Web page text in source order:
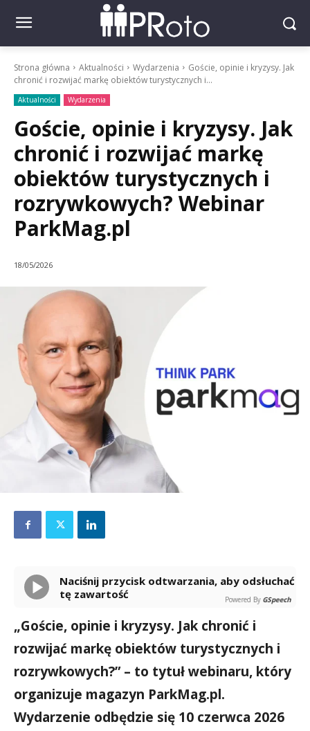
Strona główna Aktualności Wydarzenia
Goście, opinie i kryzysy. Jak
chronić i rozwijać markę obiektów turystycznych i...
Aktualności Wydarzenia
Goście, opinie i kryzysy. Jak
chronić i rozwijać markę
obiektów turystycznych i
rozrywkowych? Webinar
ParkMag.pl
18/05/2026
Naciśnij przycisk odtwarzania, aby odsłuchać
tę zawartość
Powered By GSpeech
„Goście, opinie i kryzysy. Jak chronić i
rozwijać markę obiektów turystycznych i
rozrywkowych?” – to tytuł webinaru, który
organizuje magazyn ParkMag.pl.
Wydarzenie odbędzie się 10 czerwca 2026